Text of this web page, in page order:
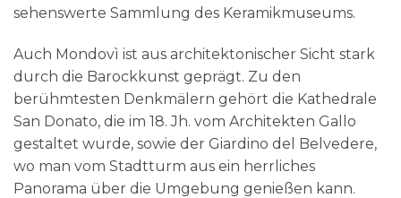
sehenswerte Sammlung des Keramikmuseums.
Auch Mondovì ist aus architektonischer Sicht stark
durch die Barockkunst geprägt. Zu den
berühmtesten Denkmälern gehört die Kathedrale
San Donato, die im 18. Jh. vom Architekten Gallo
gestaltet wurde, sowie der Giardino del Belvedere,
wo man vom Stadtturm aus ein herrliches
Panorama über die Umgebung genießen kann.